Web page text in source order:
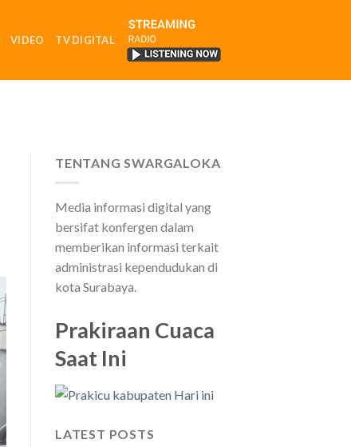
VIDEO TV DIGITAL RADIO
TENTANG SWARGALOKA
Media informasi digital yang
bersifat konfergen dalam
memberikan informasi terkait
administrasi kependudukan di
kota Surabaya.
Prakiraan Cuaca
Saat Ini
LATEST POSTS